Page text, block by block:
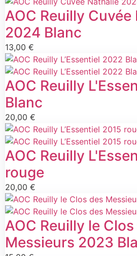
AOC Reuilly Cuvée
2024 Blanc
13,00 €
AOC Reuilly
Blanc
20,00 €
AOC Reuilly
rouge
20,00 €
AOC Reuilly le
Messieurs 2023